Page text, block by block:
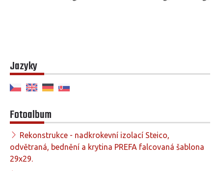
Jazyky
Fotoalbum
Rekonstrukce - nadkrokevní izolací Steico,
odvětraná, bednění a krytina PREFA falcovaná šablona
29x29.